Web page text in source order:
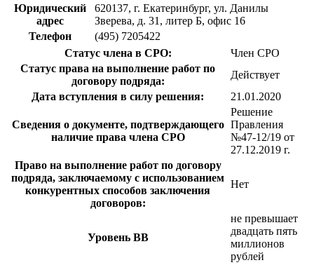
Юридический
адрес
620137, г. Екатеринбург, ул. Данилы
Зверева, д. 31, литер Б, офис 16
Телефон
(495) 7205422
Статус члена в СРО:
Член СРО
Статус права на выполнение работ по
договору подряда:
Действует
Дата вступления в силу решения:
21.01.2020
Сведения о документе, подтверждающего
наличие права члена СРО
Решение
Правления
№47-12/19 от
27.12.2019 г.
Право на выполнение работ по договору
подряда, заключаемому с использованием
конкурентных способов заключения
договоров:
Нет
Уровень ВВ
не превышает
двадцать пять
миллионов
рублей